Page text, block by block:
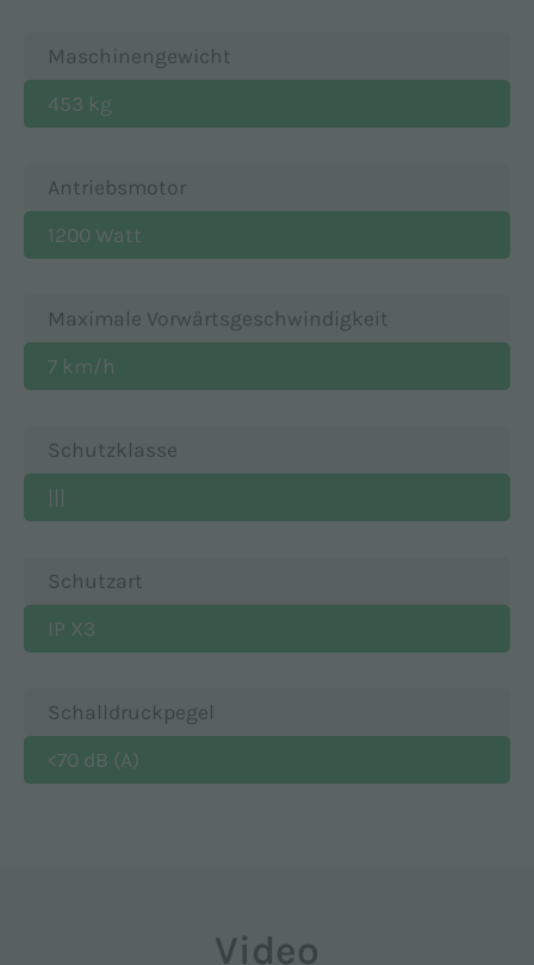
Maschinengewicht
453 kg
Antriebsmotor
1200 Watt
Maximale Vorwärtsgeschwindigkeit
7 km/h
Schutzklasse
|||
Schutzart
IP X3
Schalldruckpegel
<70 dB (A)
Video